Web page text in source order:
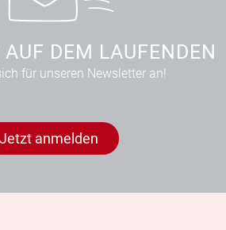
DEM LAUFENDEN
für unseren Newsletter an!
Jetzt anmelden